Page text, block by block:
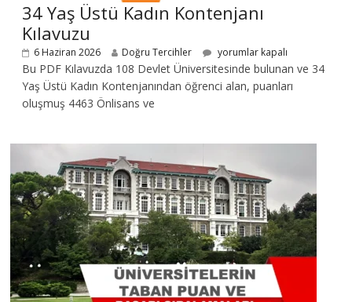
34 Yaş Üstü Kadın Kontenjanı
Kılavuzu
6 Haziran 2026 Doğru Tercihler yorumlar kapalı
Bu PDF Kılavuzda 108 Devlet Üniversitesinde bulunan ve 34
Yaş Üstü Kadın Kontenjanından öğrenci alan, puanları
oluşmuş 4463 Önlisans ve